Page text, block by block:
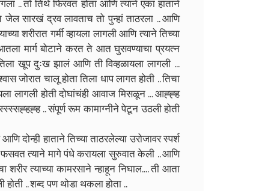
.. तो तिथे फिरवत होता आणि त्याने एका हाताने
सारखं द्रव लावताच तो पुन्हां ताठरला .. आणि
शरीरात गर्मी व्हायला लागली आणि त्याने तिच्या
मार्ग बोटाने करत ते आत घुसवण्याचा प्रयत्न
खूप दुःख झालं आणि ती विव्हळायला लागली ...
जोरात चालू होता तिला धाप लागत होती .. तिचा
लागली होती दोघांचंही आवाज मिसळून ... आह्ह्ह
.. संपूर्ण रूम कामाग्नीने पेटून उठली होती
दोन्ही हाताने तिच्या ताठरलेल्या उरोजावर स्पर्श
फसवत त्याने मागे पंधे करायला सुरुवात केली .. आणि
शरीर त्याच्या कामरसाने न्हाहून निघाल.... ती आता
होती .. शब्द पण थोडा थकला होता ..